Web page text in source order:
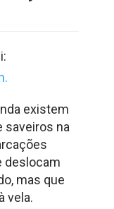
existem
saveiros na
deslocam
mas que
vela.